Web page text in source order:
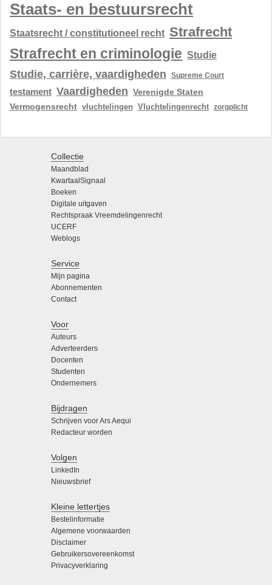
Staats- en bestuursrecht
Staatsrecht / constitutioneel recht Strafrecht
Strafrecht en criminologie Studie
Studie, carrière, vaardigheden Supreme Court
testament Vaardigheden Verenigde Staten
Vermogensrecht vluchtelingen Vluchtelingenrecht zorgplicht
Collectie
Maandblad
KwartaalSignaal
Boeken
Digitale uitgaven
Rechtspraak Vreemdelingenrecht
UCERF
Weblogs
Service
Mijn pagina
Abonnementen
Contact
Voor
Auteurs
Adverteerders
Docenten
Studenten
Ondernemers
Bijdragen
Schrijven voor Ars Aequi
Redacteur worden
Volgen
LinkedIn
Nieuwsbrief
Kleine lettertjes
Bestelinformatie
Algemene voorwaarden
Disclaimer
Gebruikersovereenkomst
Privacyverklaring